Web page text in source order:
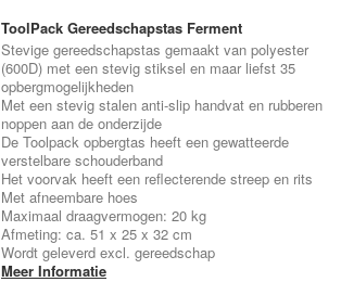
ToolPack Gereedschapstas Ferment
Stevige gereedschapstas gemaakt van polyester
(600D) met een stevig stiksel en maar liefst 35
opbergmogelijkheden
Met een stevig stalen anti-slip handvat en rubberen
noppen aan de onderzijde
De Toolpack opbergtas heeft een gewatteerde
verstelbare schouderband
Het voorvak heeft een reflecterende streep en rits
Met afneembare hoes
Maximaal draagvermogen: 20 kg
Afmeting: ca. 51 x 25 x 32 cm
Wordt geleverd excl. gereedschap
Meer Informatie